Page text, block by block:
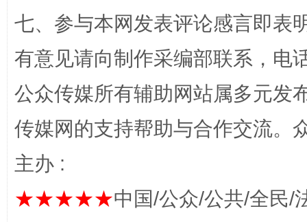
完善运行机制助力责任有效落实 一纸欠
七、参与本网发表评论感言即表
有意见请向制作采编部联系，电
公众传媒所有辅助网站属多元发
传媒网的支持帮助与合作交流。
主办 :
★★★★★中国/公众/公共/全民/